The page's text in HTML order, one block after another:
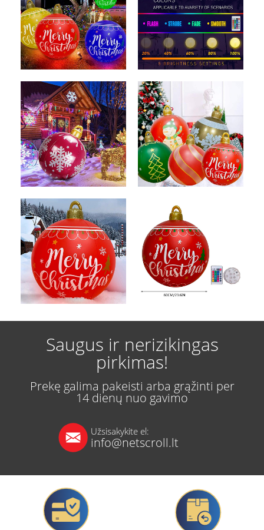
Saugus ir nerizikingas
pirkimas!
Prekę galima pakeisti arba grąžinti per
14 dienų nuo gavimo
Užsisakykite el:
info@netscroll.lt